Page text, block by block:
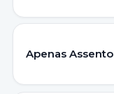
Apenas Assento